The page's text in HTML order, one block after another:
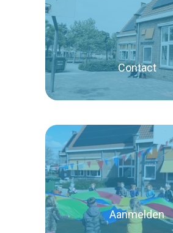
Lees verder
Contact
Lees verder
Aanmelden